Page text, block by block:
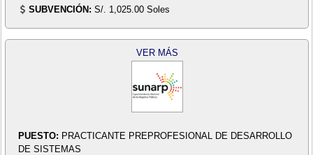
SUBVENCIÓN: S/. 1,025.00 Soles
VER MÁS
PUESTO: PRACTICANTE PREPROFESIONAL DE DESARROLLO
DE SISTEMAS